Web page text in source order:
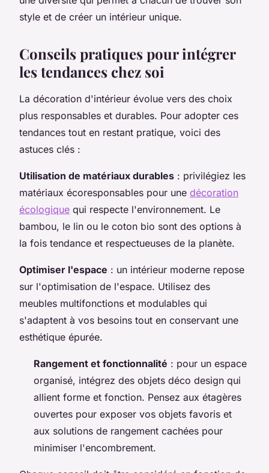
style et de créer un intérieur unique.
Conseils pratiques pour intégrer
les tendances chez soi
La décoration d'intérieur évolue vers des choix
plus responsables et durables. Pour adopter ces
tendances tout en restant pratique, voici des
astuces clés :
Utilisation de matériaux durables : privilégiez les
matériaux écoresponsables pour une décoration
écologique qui respecte l'environnement. Le
bambou, le lin ou le coton bio sont des options à
la fois tendance et respectueuses de la planète.
Optimiser l'espace : un intérieur moderne repose
sur l'optimisation de l'espace. Utilisez des
meubles multifonctions et modulables qui
s'adaptent à vos besoins tout en conservant une
esthétique épurée.
Rangement et fonctionnalité : pour un espace
organisé, intégrez des objets déco design qui
allient forme et fonction. Pensez aux étagères
ouvertes pour exposer vos objets favoris et
aux solutions de rangement cachées pour
minimiser l'encombrement.